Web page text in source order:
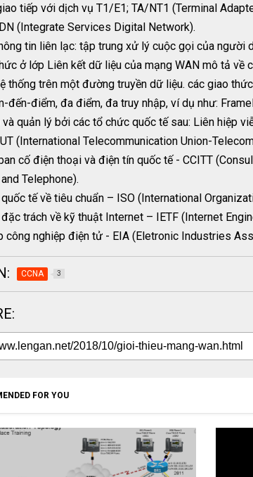
tiếp với dịch vụ T1/E1; TA/NT1 (Terminal
(Integrate Services Digital Network).
tin liên lạc: tập trung xử lý cuộc gọi của người
ở lớp Liên kết dữ liệu của mạng WAN mô tả về
thống trên một đường truyền dữ liệu. các giao
đến-điểm, đa điểm, đa truy nhập, ví dụ như:
quản lý bởi các tổ chức quốc tế sau: Liên hiệp
(International Telecommunication Union-
cố điện thoại và điện tín quốc tế - CCITT
Telephone).
quốc tế về tiêu chuẩn – ISO (International
đặc trách về kỹ thuật Internet – IETF (Internet
công nghiệp điện tử - EIA (Eletronic Industries
CCNA 3
FOR YOU